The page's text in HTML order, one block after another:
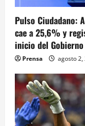
n
t
r
a
d
a
Pulso Ciudadano:
cae a 25,6% y
inicio del Gobierno
Prensa agosto 2,